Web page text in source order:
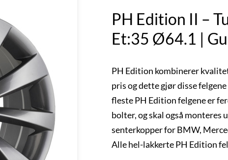
PH Edition II –
Et:35 Ø64.1 |
PH Edition kombinerer
pris og dette gjør disse
fleste PH Edition felgene er
bolter, og skal også monteres
senterkopper for BMW,
Alle hel-lakkerte PH Edition